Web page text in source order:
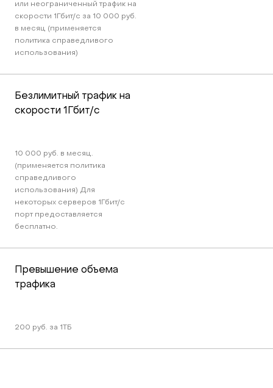
или неограниченный трафик на
скорости 1Гбит/c за 10 000 руб.
в месяц (применяется
политика справедливого
использования)
Безлимитный трафик на
скорости 1Гбит/c
10 000 руб. в месяц.
(применяется политика
справедливого
использования) Для
некоторых серверов 1Гбит/c
порт предоставляется
бесплатно.
Превышение объема
трафика
200 руб. за 1ТБ